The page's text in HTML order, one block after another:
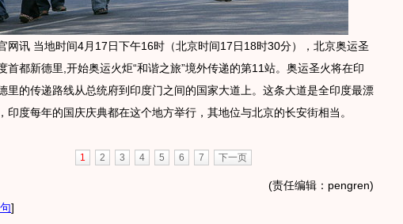
讯 当地时间4月17日下午16时（北京时间17日18时30分），北京奥运圣
首都新德里,开始奥运火炬“和谐之旅”境外传递的第11站。奥运圣火将在印
里的传递路线从总统府到印度门之间的国家大道上。这条大道是全印度最漂
印度每年的国庆庆典都在这个地方举行，其地位与北京的长安街相当。
1 2 3 4 5 6 7 下一页
(责任编辑：pengren)
]